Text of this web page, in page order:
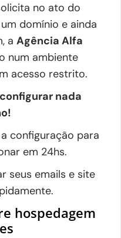
no ato do
domínio e ainda
a Agência Alfa
num ambiente
acesso restrito.
nada
configuração para
em 24hs.
seus emails e site
hospedagem